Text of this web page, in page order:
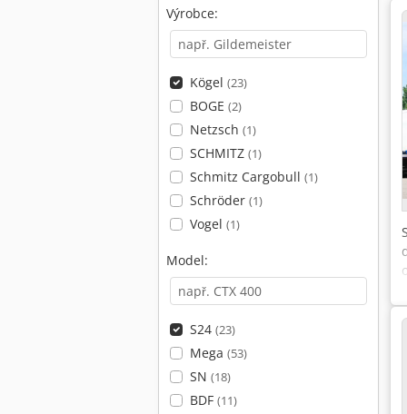
Výrobce:
Kögel (23)
BOGE (2)
Netzsch (1)
SCHMITZ (1)
Schmitz Cargobull (1)
Schröder (1)
Vogel (1)
Model:
S24 (23)
Mega (53)
SN (18)
BDF (11)